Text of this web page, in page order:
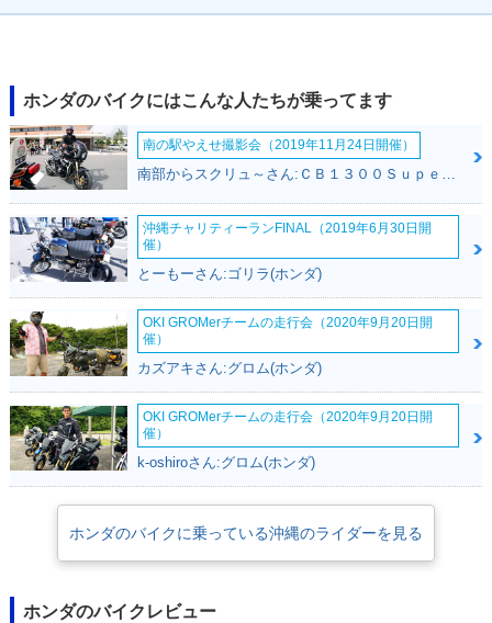
2018年 TACT
2016年 TACT BASI
2016年 TACT・カラ
2015年 TACT BASI
C
2015年 TACT・新登
場
1980年 TACT DEL
UXE セル付・新登場
UXE・新登場
ホンダのバイクにはこんな人たちが乗ってます
南の駅やえせ撮影会（2019年11月24日開催）
沖縄チャリティーランFINAL（2019年6月30日開
催）
とーもーさん:ゴリラ(ホンダ)
OKI GROMerチームの走行会（2020年9月20日開
催）
カズアキさん:グロム(ホンダ)
OKI GROMerチームの走行会（2020年9月20日開
催）
k-oshiroさん:グロム(ホンダ)
ホンダのバイクに乗っている沖縄のライダーを見る
ホンダのバイクレビュー